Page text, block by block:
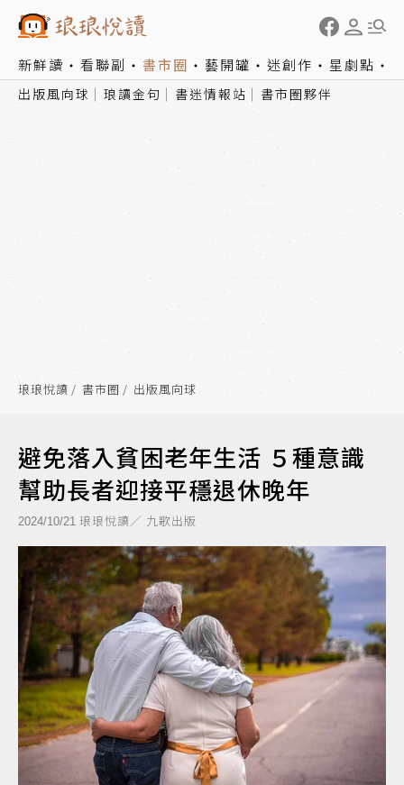
新鮮讀 看聯副 書市圈 藝開罐 迷創作 星劇點
出版風向球 琅讀金句 書迷情報站 書市圈夥伴
琅琅悅讀 書市圈 出版風向球
避免落入貧困老年生活 ５種意識
幫助長者迎接平穩退休晚年
2024/10/21 琅琅悅讀／ 九歌出版